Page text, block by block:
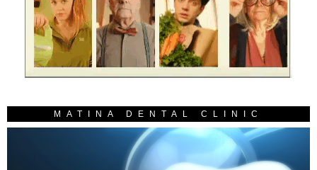
MATINA DENTAL CLINIC